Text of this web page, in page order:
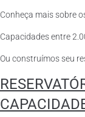
Conheça mais sobre
Capacidades entre
Ou construímos seu